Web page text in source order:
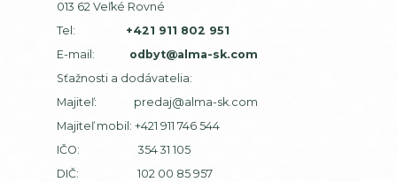
013 62 Veľké Rovné
Tel:
+421 911 802 951
E-mail: odbyt@alma-sk.com
Sťažnosti a dodávatelia:
Majiteľ: predaj@alma-sk.com
Majiteľ mobil: +421 911 746 544
IČO: 354 31 105
DIČ: 102 00 85 957